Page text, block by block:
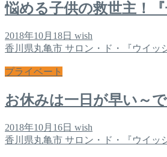
悩める子供の救世主！
2018年10月18日 wish
香川県丸亀市 サロン・ド・『ウイッ
プライベート
お休みは一日が早い～
2018年10月16日 wish
香川県丸亀市 サロン・ド・『ウイッ